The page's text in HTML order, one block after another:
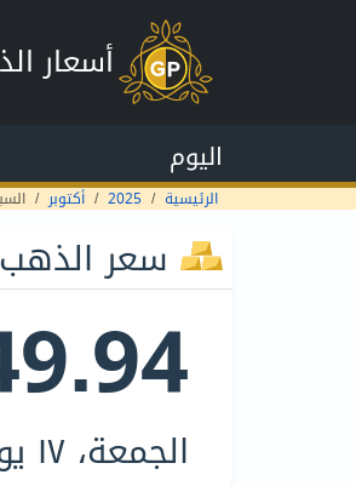
أسعار
اليوم
الرئيسية 2025 أكتوبر
سعر الذهب في
الجمعة، ١٧ يوليو ٢٠٢٦